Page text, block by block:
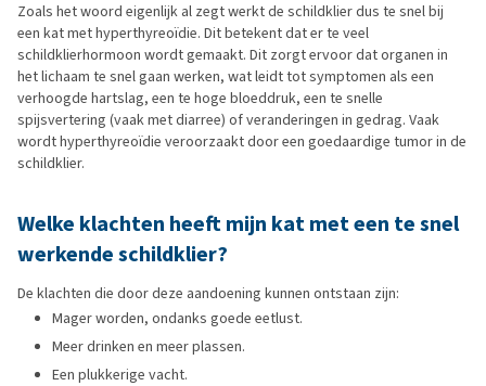
Zoals het woord eigenlijk al zegt werkt de schildklier dus te snel bij
een kat met hyperthyreoïdie. Dit betekent dat er te veel
schildklierhormoon wordt gemaakt. Dit zorgt ervoor dat organen in
het lichaam te snel gaan werken, wat leidt tot symptomen als een
verhoogde hartslag, een te hoge bloeddruk, een te snelle
spijsvertering (vaak met diarree) of veranderingen in gedrag. Vaak
wordt hyperthyreoïdie veroorzaakt door een goedaardige tumor in de
schildklier.
Welke klachten heeft mijn kat met een te snel
werkende schildklier?
De klachten die door deze aandoening kunnen ontstaan zijn:
Mager worden, ondanks goede eetlust.
Meer drinken en meer plassen.
Een plukkerige vacht.